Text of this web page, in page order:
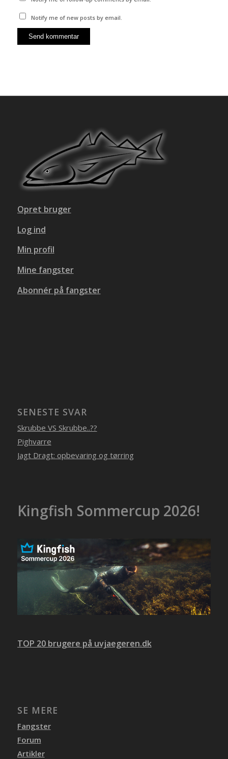
Notify me of new posts by email.
Opret bruger
Log ind
Min profil
Mine fangster
Abonnér på fangster
SENESTE SVAR
Skrubbe VS Skrubbe..??
Pighvarre
Jagt Dragt: opbevaring og tørring
Kingfish Sommercup 2026!
TOP 20 brugere på uvjaegeren.dk
SE MERE
Fangster
Forum
Artikler